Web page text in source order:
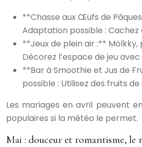
**Chasse aux Œufs de
Adaptation possible :
**Jeux de plein air :**
Décorez l’espace de jeu
**Bar à Smoothie et Jus de
possible : Utilisez des fruits
Les mariages en avril peuvent
populaires si la météo le permet.
Mai : douceur et romantisme, le